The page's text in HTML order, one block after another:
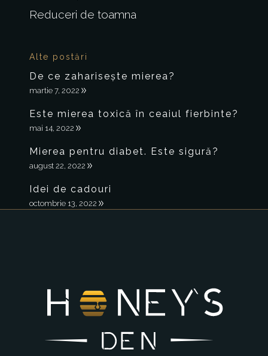
Reduceri de toamna
Alte postări
De ce zaharisește mierea?
martie 7, 2022
Este mierea toxică în ceaiul fierbinte?
mai 14, 2022
Mierea pentru diabet. Este sigură?
august 22, 2022
Idei de cadouri
octombrie 13, 2022